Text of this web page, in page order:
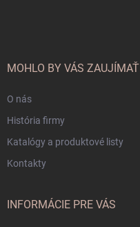
MOHLO BY VÁS ZAUJÍMAŤ
O nás
História firmy
Katalógy a produktové listy
Kontakty
INFORMÁCIE PRE VÁS